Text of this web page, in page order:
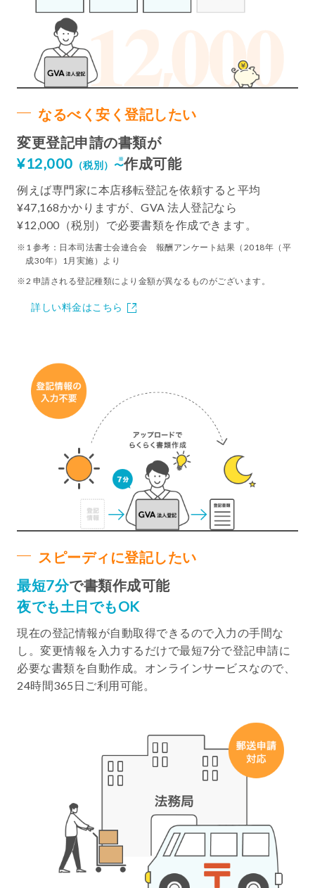
なるべく安く登記したい
変更登記申請の書類が
¥12,000 （税別）〜作成可能
例えば専門家に本店移転登記を依頼すると平均
¥47,168かかりますが、GVA 法人登記なら
¥12,000（税別）で必要書類を作成できます。
1 参考：日本司法書士会連合会 報酬アンケート結果（2018年（平
成30年）1月実施）より
2 申請される登記種類により金額が異なるものがございます。
詳しい料金はこちら
スピーディに登記したい
最短7分で書類作成可能
夜でも土日でもOK
現在の登記情報が自動取得できるので入力の手間な
し。変更情報を入力するだけで最短7分で登記申請に
必要な書類を自動作成。オンラインサービスなので、
24時間365日ご利用可能。